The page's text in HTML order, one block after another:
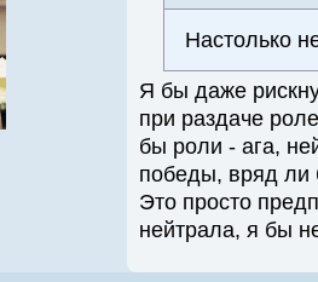
Настолько
Я бы даже
при раздаче
бы роли - ага,
победы, вряд ли
Это просто
нейтрала, я бы